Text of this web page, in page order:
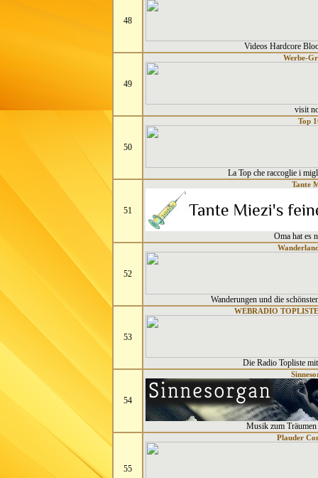
48
Videos Hardcore
49
Werbe-
visit
50
Top
La Top che raccoglie i
51
Tante
Oma hat es
52
Wanderungen und die
53
WEBRADIO
Die Radio Topliste
54
Musik zum Träumen
55
Plauder